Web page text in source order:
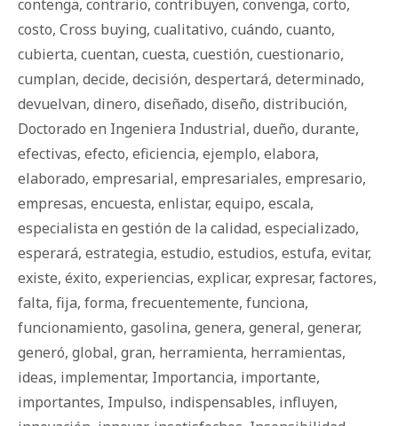
contenga, contrario, contribuyen, convenga, corto,
costo, Cross buying, cualitativo, cuándo, cuanto,
cubierta, cuentan, cuesta, cuestión, cuestionario,
cumplan, decide, decisión, despertará, determinado,
devuelvan, dinero, diseñado, diseño, distribución,
Doctorado en Ingeniera Industrial, dueño, durante,
efectivas, efecto, eficiencia, ejemplo, elabora,
elaborado, empresarial, empresariales, empresario,
empresas, encuesta, enlistar, equipo, escala,
especialista en gestión de la calidad, especializado,
esperará, estrategia, estudio, estudios, estufa, evitar,
existe, éxito, experiencias, explicar, expresar, factores,
falta, fija, forma, frecuentemente, funciona,
funcionamiento, gasolina, genera, general, generar,
generó, global, gran, herramienta, herramientas,
ideas, implementar, Importancia, importante,
importantes, Impulso, indispensables, influyen,